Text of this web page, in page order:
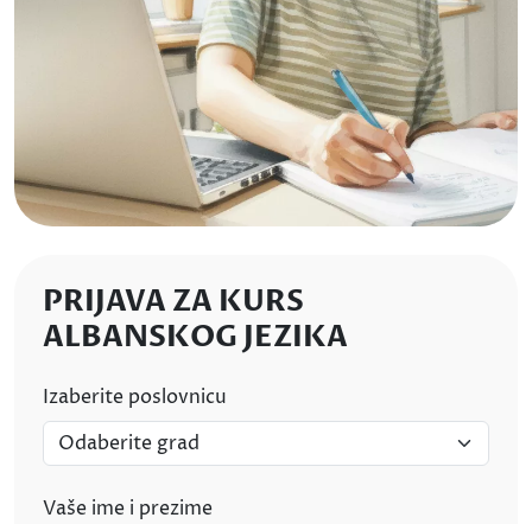
PRIJAVA ZA KURS
ALBANSKOG JEZIKA
Izaberite poslovnicu
Vaše ime i prezime